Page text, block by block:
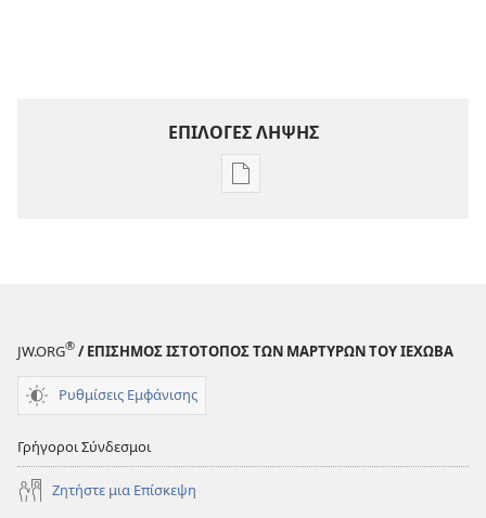
ΕΠΙΛΟΓΕΣ ΛΗΨΗΣ
Επιλογές
JW.ORG® / ΕΠΙΣΗΜΟΣ ΙΣΤΟΤΟΠΟΣ ΤΩΝ ΜΑΡΤΥΡΩΝ ΤΟΥ ΙΕΧΩΒΑ
Ρυθμίσεις Εμφάνισης
Γρήγοροι Σύνδεσμοι
Ζητήστε μια Επίσκεψη